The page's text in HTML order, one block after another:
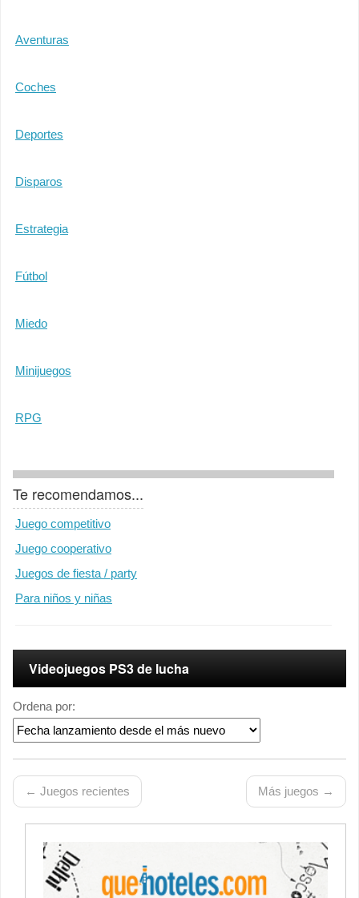
Aventuras
Coches
Deportes
Disparos
Estrategia
Fútbol
Miedo
Minijuegos
RPG
Te recomendamos...
Juego competitivo
Juego cooperativo
Juegos de fiesta / party
Para niños y niñas
Videojuegos PS3 de lucha
Ordena por:
← Juegos recientes Más juegos →